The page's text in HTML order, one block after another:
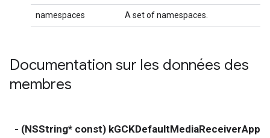
namespaces A set of namespaces.
Documentation sur les données des
membres
- (NSString* const)